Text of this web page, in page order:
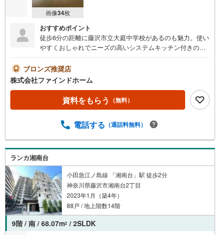
画像34枚
おすすめポイント
徒歩6分の距離に藤沢市立大庭中学校があるのも魅力。使い
やすくおしゃれでニーズの高いシステムキッチン付きの物
います。専有面積は82.92平米となっており広さも十分では
ないでしょうか。不動産のことで当社にご要望やご不明な
点などがあれば、メール若しくはお電話でご連絡くださ
い。経験豊富なプロのスタッフがしっかりとお応え致しま
ブロンズ推奨店
株式会社ファインドホーム
資料をもらう （無料）
電話する （通話料無料）
ランカ湘南台
小田急江ノ島線 「湘南台」駅 徒歩2分
神奈川県藤沢市湘南台2丁目
2023年1月（築4年）
88戸 / 地上階数14階
9階 / 南 / 68.07m2 / 2SLDK